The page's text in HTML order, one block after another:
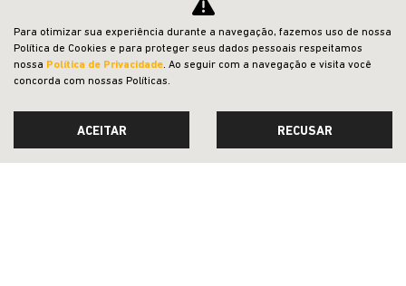
Para otimizar sua experiência durante a navegação, fazemos uso de nossa
Política de Cookies e para proteger seus dados pessoais respeitamos
nossa Política de Privacidade. Ao seguir com a navegação e visita você
concorda com nossas Políticas.
ACEITAR RECUSAR